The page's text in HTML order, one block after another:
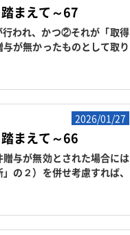
まえて～67
われ、かつ②それが「取得
が無かったものとして取り
2026/01/27
まえて～66
与が無効とされた場合には
の２）を併せ考慮すれば、